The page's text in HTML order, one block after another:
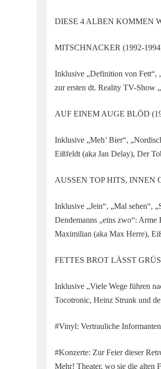
DIESE 4 ALBEN KOMMEN
MITSCHNACKER (1992-
Inklusive „Definition von Fett“,
zur ersten dt. Reality TV-Show
AUF EINEM AUGE BLÖD
Inklusive „Meh’ Bier“,
Eißfeldt (aka Jan Delay), Der
AUSSEN TOP HITS, INNEN
Inklusive „Jein“, „Mal sehen“,
Dendemanns „eins zwo“:
Maximilian (aka Max Herre),
FETTES BROT LÄSST
Inklusive „Viele Wege führen
Tocotronic, Heinz Strunk und
#Vinyl: Vertrauliche
#Konzerte: Zur Feier dieser
Mehr! Theater, wo sie die alten